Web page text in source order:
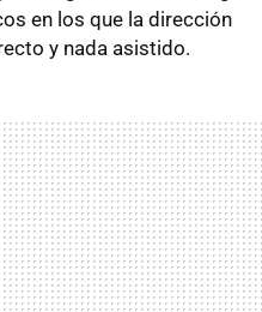
en los que la dirección
y nada asistido.